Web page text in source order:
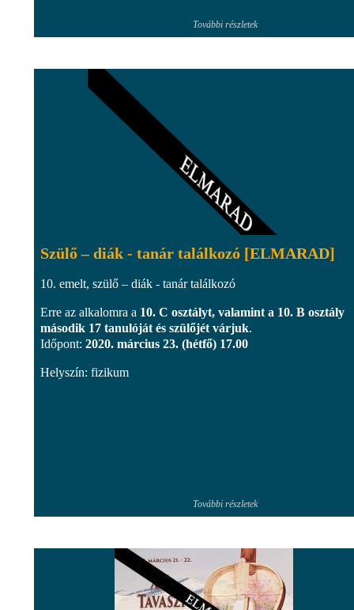
További részletek
Szülő – diák - tanár találkozó [ELMARAD]
10. emelt, szülő – diák - tanár találkozó
Erre az alkalomra a 10. C osztályt, valamint a 10. B osztály
második 17 tanulóját és szülőjét várjuk.
Időpont: 2020. március 23. (hétfő) 17.00
Helyszín: fizikum
További részletek